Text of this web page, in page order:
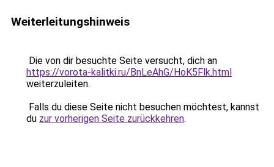
Weiterleitungshinweis
Die von dir besuchte Seite versucht, dich an
https://vorota-kalitki.ru/BnLeAhG/HoK5Flk.html
weiterzuleiten.
Falls du diese Seite nicht besuchen möchtest, kannst
du zur vorherigen Seite zurückkehren.